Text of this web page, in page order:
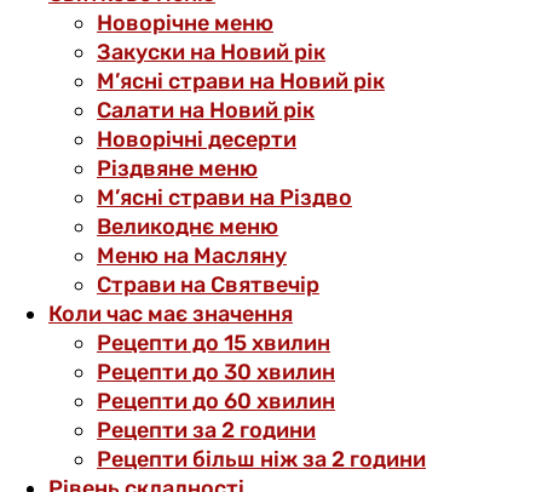
Новорічне меню
Закуски на Новий рік
М’ясні страви на Новий рік
Салати на Новий рік
Новорічні десерти
Різдвяне меню
М’ясні страви на Різдво
Великоднє меню
Меню на Масляну
Страви на Святвечір
Коли час має значення
Рецепти до 15 хвилин
Рецепти до 30 хвилин
Рецепти до 60 хвилин
Рецепти за 2 години
Рецепти більш ніж за 2 години